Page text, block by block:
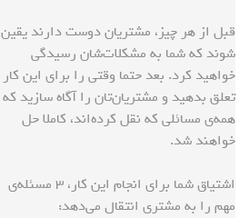
قبل از هر چیز، مشتریان دوست دارند یقین
شوند که شما به مشکلات‌شان رسیدگی
خواهید کرد. بعد حتما وقتی را برای این کار
تعلق بدهید و مشتریان‌تان را آگاه سازید که
همه‌ی مسائلی که نقل کرده‌اند، کاملا حل
خواهند شد.
اشتیاق شما برای انجام این کار، ۳ مسئله‌ی
مهم را به مشتری انتقال می‌دهد: